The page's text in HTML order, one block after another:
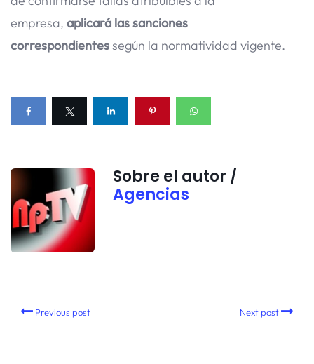
empresa, aplicará las sanciones
correspondientessegún la normatividad vigente.
Sobre el autor /
Agencias
Previous post Next post